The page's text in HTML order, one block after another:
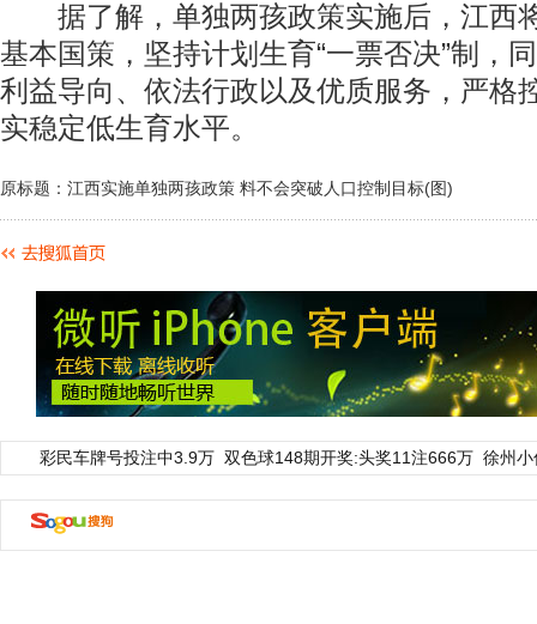
据了解，单独两孩政策实施后，江西
基本国策，坚持计划生育“一票否决”制，
利益导向、依法行政以及优质服务，严格
实稳定低生育水平。
原标题：江西实施单独两孩政策 料不会突破人口控制目标(图)
彩民车牌号投注中3.9万 双色球148期开奖:头奖11注666万 徐州